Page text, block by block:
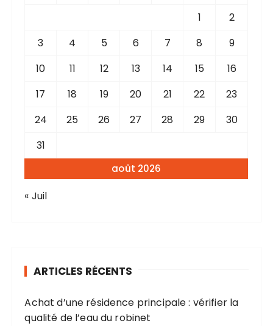
août 2026
1
2
3
4 5 6 7 8
9
10
11 12 13 14 15
16
17
18 19 20 21 22
23
24
25 26 27 28 29
30
31
« Juil
ARTICLES RÉCENTS
Achat d’une résidence principale : vérifier la
qualité de l’eau du robinet